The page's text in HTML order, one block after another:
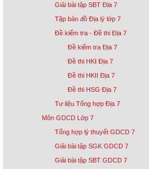
Giải bài tập SBT Địa 7
Tập bản đồ Địa lý lớp 7
Đề kiểm tra - Đề thi Địa 7
Đề kiểm tra Địa 7
Đề thi HKI Địa 7
Đề thi HKII Địa 7
Đề thi HSG Địa 7
Tư liệu Tổng hợp Địa 7
Môn GDCD Lớp 7
Tổng hợp lý thuyết GDCD 7
Giải bài tập SGK GDCD 7
Giải bài tập SBT GDCD 7